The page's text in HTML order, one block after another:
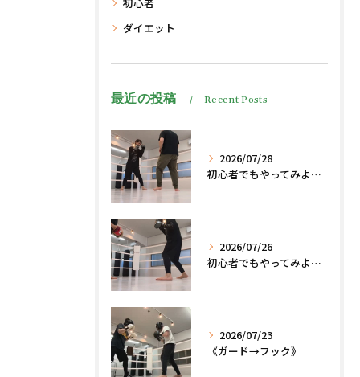
ダイエット
最近の投稿 Recent Posts
2026/07/28
初心者でもやってみよう、格闘技でダイエット脂肪燃焼🔥
2026/07/26
初心者でもやってみよう、格闘技でダイエット、脂肪燃焼🔥
2026/07/23
《ガード→フック》